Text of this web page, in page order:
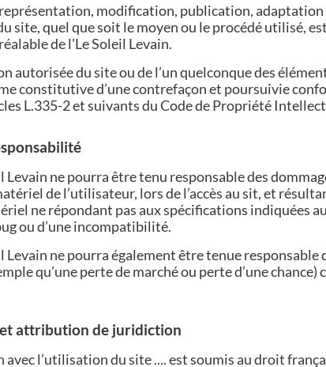
modification, publication, adaptation
site, quel que soit le moyen ou le procédé utilisé,
de l'Le Soleil Levain.
autorisée du site ou de l’un quelconque des
constitutive d’une contrefaçon et poursuivie
L.335-2 et suivants du Code de Propriété
Levain ne pourra être tenu responsable des
de l’utilisateur, lors de l’accès au sit, et
ne répondant pas aux spécifications indiquées
ou d’une incompatibilité.
Levain ne pourra également être tenue responsable
qu’une perte de marché ou perte d’une chance)
attribution de juridiction
l’utilisation du site .... est soumis au droit